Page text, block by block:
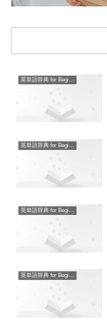
英単語辞典 for Beginners
英単語辞典 for Beginners
英単語辞典 for Beginners
英単語辞典 for Beginners